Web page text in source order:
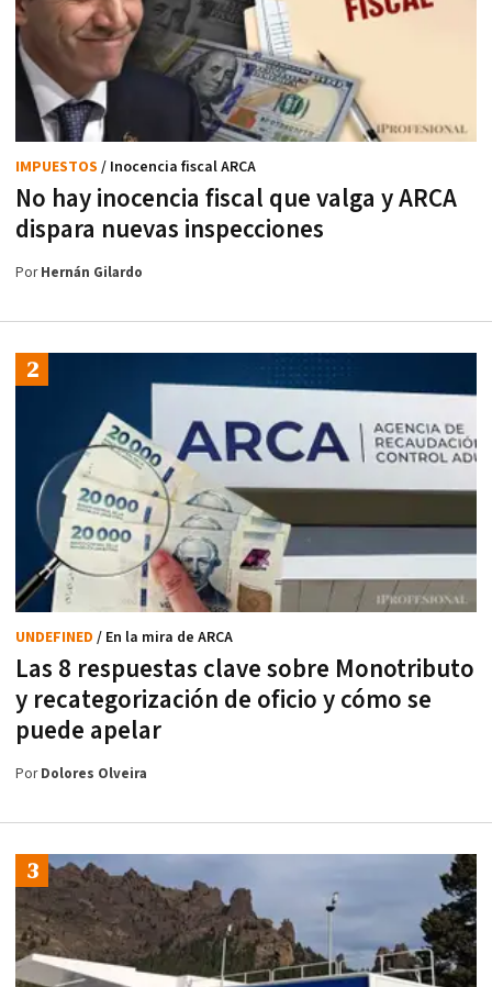
No hay inocencia fiscal que valga y ARCA
dispara nuevas inspecciones
IMPUESTOS / Inocencia fiscal ARCA
PorHernán Gilardo
Las 8 respuestas clave sobre Monotributo
y recategorización de oficio y cómo se
puede apelar
UNDEFINED / En la mira de ARCA
PorDolores Olveira